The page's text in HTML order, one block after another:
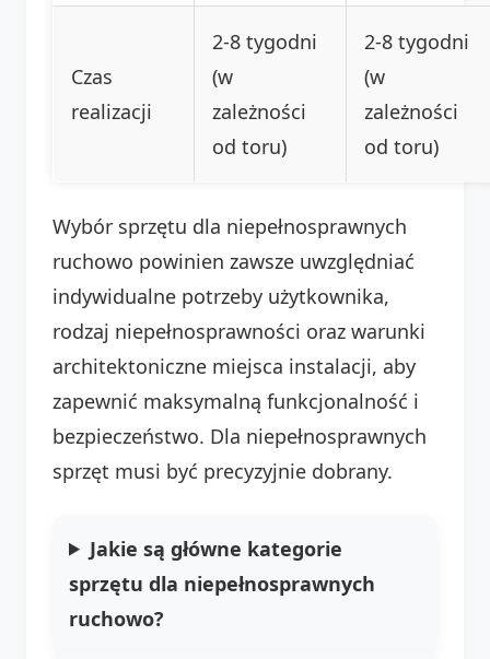
Czas
realizacji
2-8 tygodni
(w
zależności
od toru)
2-8 tygodni
(w
zależności
od toru)
Wybór sprzętu dla niepełnosprawnych
ruchowo powinien zawsze uwzględniać
indywidualne potrzeby użytkownika,
rodzaj niepełnosprawności oraz warunki
architektoniczne miejsca instalacji, aby
zapewnić maksymalną funkcjonalność i
bezpieczeństwo. Dla niepełnosprawnych
sprzęt musi być precyzyjnie dobrany.
Jakie są główne kategorie
sprzętu dla niepełnosprawnych
ruchowo?